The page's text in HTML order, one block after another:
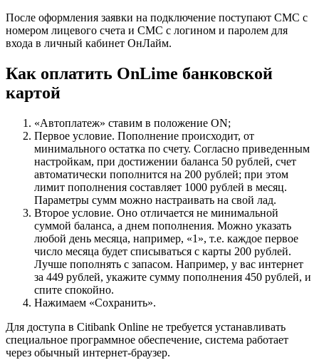
После оформления заявки на подключение поступают СМС с
номером лицевого счета и СМС с логином и паролем для
входа в личный кабинет ОнЛайм.
Как оплатить OnLime банковской
картой
«Автоплатеж» ставим в положение ON;
Первое условие. Пополнение происходит, от
минимального остатка по счету. Согласно приведенным
настройкам, при достижении баланса 50 рублей, счет
автоматически пополнится на 200 рублей; при этом
лимит пополнения составляет 1000 рублей в месяц.
Параметры сумм можно настраивать на свой лад.
Второе условие. Оно отличается не минимальной
суммой баланса, а днем пополнения. Можно указать
любой день месяца, например, «1», т.е. каждое первое
число месяца будет списываться с карты 200 рублей.
Лучше пополнять с запасом. Например, у вас интернет
за 449 рублей, укажите сумму пополнения 450 рублей, и
спите спокойно.
Нажимаем «Сохранить».
Для доступа в Citibank Online не требуется устанавливать
специальное программное обеспечение, система работает
через обычный интернет-браузер.